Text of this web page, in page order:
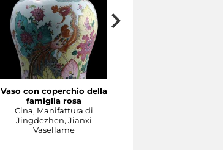
Vaso con coperchio della
famiglia rosa
Cina, Manifattura di
Jingdezhen, Jianxi
Vasellame